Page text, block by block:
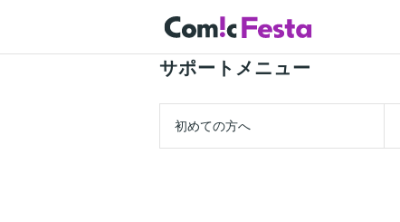
サポートメニュー
初めての方へ